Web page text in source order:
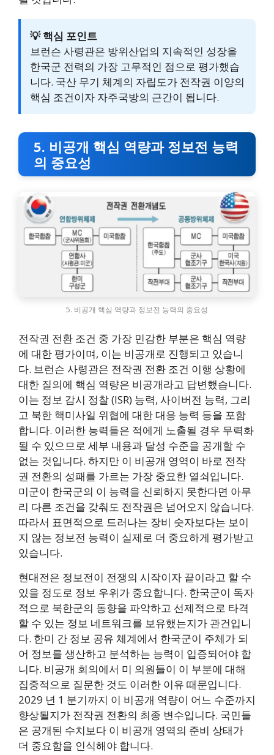
💡 핵심 포인트
브런슨 사령관은 방위산업의 지속적인 성장을
한국군 전력의 가장 고무적인 점으로 평가했습
니다. 국산 무기 체계의 자립도가 전작권 이양의
핵심 조건이자 자주국방의 근간이 됩니다.
5. 비공개 핵심 역량과 정보전 능력
의 중요성
5. 비공개 핵심 역량과 정보전 능력의 중요성
전작권 전환 조건 중 가장 민감한 부분은 핵심 역량
에 대한 평가이며, 이는 비공개로 진행되고 있습니
다. 브런슨 사령관은 전작권 전환 조건 이행 상황에
대한 질의에 핵심 역량은 비공개라고 답변했습니다.
이는 정보 감시 정찰 (ISR) 능력, 사이버전 능력, 그리
고 북한 핵미사일 위협에 대한 대응 능력 등을 포함
합니다. 이러한 능력들은 적에게 노출될 경우 무력화
될 수 있으므로 세부 내용과 달성 수준을 공개할 수
없는 것입니다. 하지만 이 비공개 영역이 바로 전작
권 전환의 성패를 가르는 가장 중요한 열쇠입니다.
미군이 한국군의 이 능력을 신뢰하지 못한다면 아무
리 다른 조건을 갖춰도 전작권은 넘어오지 않습니다.
따라서 표면적으로 드러나는 장비 숫자보다는 보이
지 않는 정보전 능력이 실제로 더 중요하게 평가받고
있습니다.
현대전은 정보전이 전쟁의 시작이자 끝이라고 할 수
있을 정도로 정보 우위가 중요합니다. 한국군이 독자
적으로 북한군의 동향을 파악하고 선제적으로 타격
할 수 있는 정보 네트워크를 보유했는지가 관건입니
다. 한미 간 정보 공유 체계에서 한국군이 주체가 되
어 정보를 생산하고 분석하는 능력이 입증되어야 합
니다. 비공개 회의에서 미 의원들이 이 부분에 대해
집중적으로 질문한 것도 이러한 이유 때문입니다.
2029 년 1 분기까지 이 비공개 역량이 어느 수준까지
향상될지가 전작권 전환의 최종 변수입니다. 국민들
은 공개된 수치보다 이 비공개 영역의 준비 상태가
더 중요함을 인식해야 합니다.